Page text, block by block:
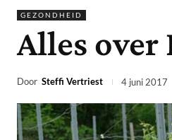
GEZONDHEID
Alles
Door Steffi Vertriest 4 juni 2017